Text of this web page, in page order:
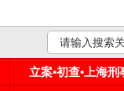
立案•初查•上海